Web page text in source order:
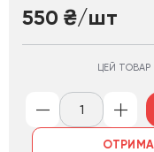
550 ₴/шт
ЦЕЙ ТОВАР